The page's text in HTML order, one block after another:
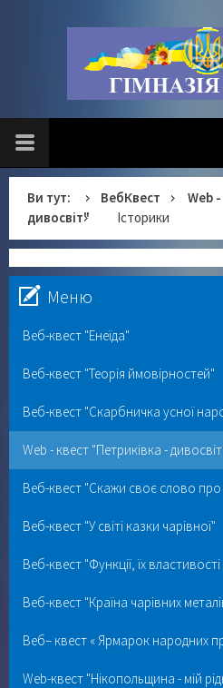
Ви тут: ВебКвест
Web
дивосвіт"
Історики
Меню
Веб-квест "Енеїда"
Веб-квест "Теорія ймовірностей"
Веб-квест "Скарбничка усної
Web - квест "Петриківка -
Веб-квест "Скажи своє слово про
Веб-квест "У світі казки чарівної"
Веб-квест "Функції, їх
Веб-квест "Країна чарівних
Веб– квест « Ярмарок народних
Web-квест "Нікопольщина - мій